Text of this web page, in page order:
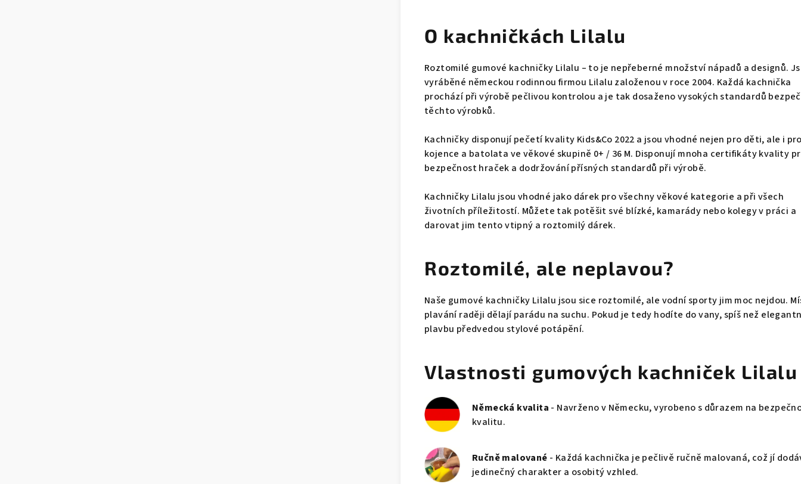
O kachničkách Lilalu
Roztomilé gumové kachničky Lilalu – to je nepřeberné množství nápadů a designů.
vyráběné německou rodinnou firmou Lilalu založenou v roce 2004. Každá kachnička
prochází při výrobě pečlivou kontrolou a je tak dosaženo vysokých standardů
těchto výrobků.
Kachničky disponují pečetí kvality Kids&Co 2022 a jsou vhodné nejen pro děti, ale i
kojence a batolata ve věkové skupině 0+ / 36 M. Disponují mnoha certifikáty kvality
bezpečnost hraček a dodržování přísných standardů při výrobě.
Kachničky Lilalu jsou vhodné jako dárek pro všechny věkové kategorie a při všech
životních příležitostí. Můžete tak potěšit své blízké, kamarády nebo kolegy v práci a
darovat jim tento vtipný a roztomilý dárek.
Roztomilé, ale neplavou?
Naše gumové kachničky Lilalu jsou sice roztomilé, ale vodní sporty jim moc nejdou.
plavání raději dělají parádu na suchu. Pokud je tedy hodíte do vany, spíš než
plavbu předvedou stylové potápění.
Vlastnosti gumových kachniček Lilalu
Německá kvalita - Navrženo v Německu, vyrobeno s důrazem na
kvalitu.
Ručně malované - Každá kachnička je pečlivě ručně malovaná, což jí
jedinečný charakter a osobitý vzhled.